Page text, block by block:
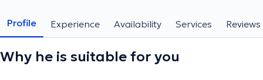
Profile Experience Availability Services Reviews
Why he is suitable for you